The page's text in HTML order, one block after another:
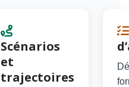
Scénarios
et
trajectoires